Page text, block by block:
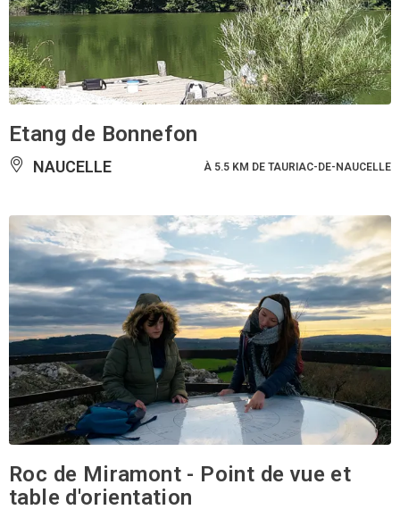
Etang de Bonnefon
NAUCELLE À 5.5 KM DE TAURIAC-DE-NAUCELLE
Roc de Miramont - Point de vue et
table d'orientation